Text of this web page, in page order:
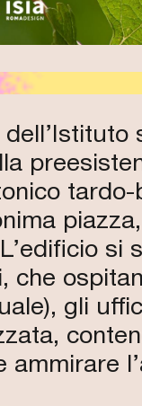
tardo-
che
gli
ammirare